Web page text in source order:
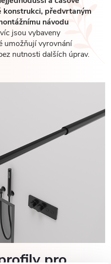
konstrukci, předvrtaným
návodu
jsou vybaveny
umožňují vyrovnání
nutnosti dalších úprav.
pro